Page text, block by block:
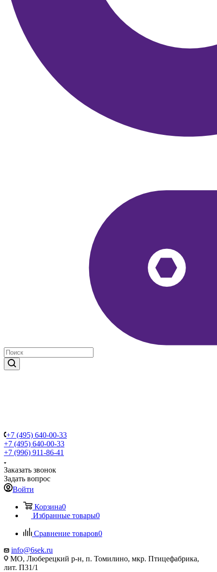
+7 (495) 640-00-33
+7 (495) 640-00-33
+7 (996) 911-86-41
Заказать звонок
Задать вопрос
Войти
Корзина0
Избранные товары0
Сравнение товаров0
info@6sek.ru
МО, Люберецкий р-н, п. Томилино, мкр. Птицефабрика,
лит. П31/1